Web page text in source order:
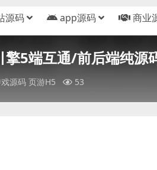
源码 app源码 商业
5端互通/前后端纯源
源码 页游H5 53